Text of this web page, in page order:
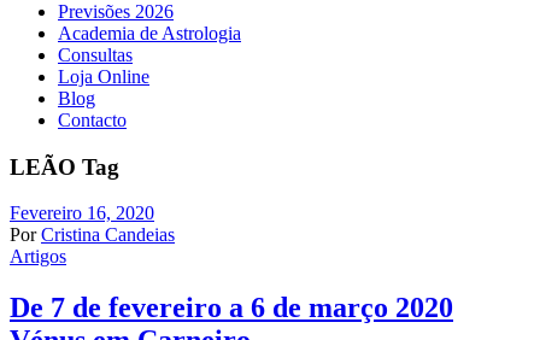
Previsões 2026
Academia de Astrologia
Consultas
Loja Online
Blog
Contacto
LEÃO Tag
Fevereiro 16, 2020
Por Cristina Candeias
Artigos
De 7 de fevereiro a 6 de março 2020